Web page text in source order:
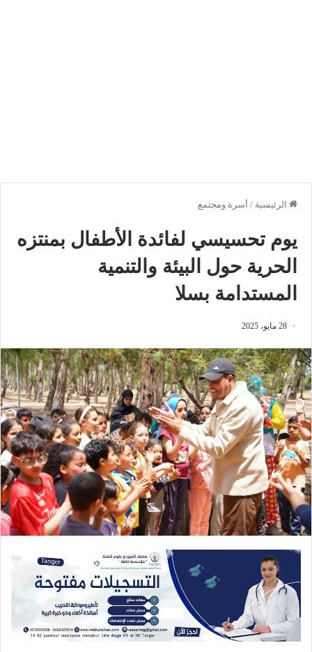
الرئيسية / أسرة ومجتمع
يوم تحسيسي لفائدة الأطفال بمنتزه
الحرية حول البيئة والتنمية
المستدامة بسلا
28 مايو، 2025